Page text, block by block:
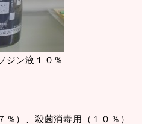
ジン液１０％
）、殺菌消毒用（１０％）